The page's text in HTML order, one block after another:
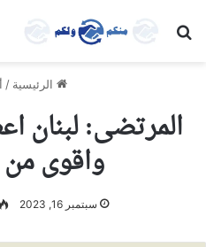
بحث عن
الرئيسية /
المرتضى: لبنان
واقوى
سبتمبر 16, 2023